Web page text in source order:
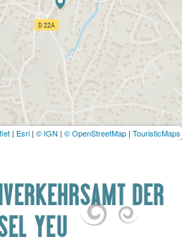
| Esri | © IGN | © OpenStreetMap | TouristicMaps
DER
YEU